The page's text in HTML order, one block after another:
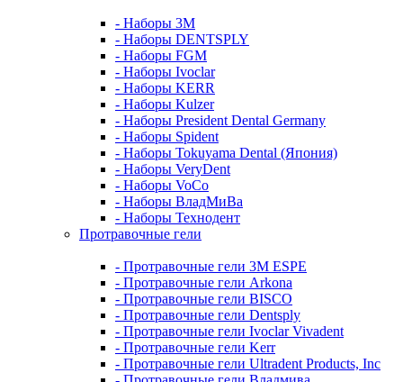
- Наборы 3М
- Наборы DENTSPLY
- Наборы FGM
- Наборы Ivoclar
- Наборы KERR
- Наборы Kulzer
- Наборы President Dental Germany
- Наборы Spident
- Наборы Tokuyama Dental (Япония)
- Наборы VeryDent
- Наборы VoCo
- Наборы ВладМиВа
- Наборы Технодент
Протравочные гели
- Протравочные гели 3М ESPE
- Протравочные гели Arkona
- Протравочные гели BISCO
- Протравочные гели Dentsply
- Протравочные гели Ivoclar Vivadent
- Протравочные гели Kerr
- Протравочные гели Ultradent Products, Inc